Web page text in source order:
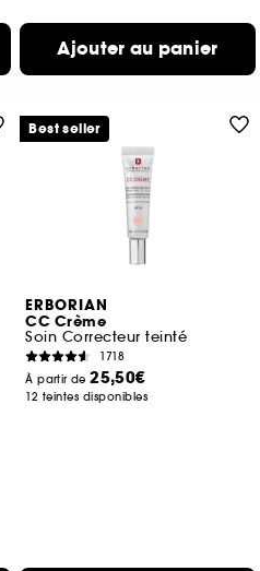
Ajouter au panier
ERBORIAN
CC Crème
Soin Correcteur teinté
1718
À partir de25,50€
12 teintes disponibles
Best seller